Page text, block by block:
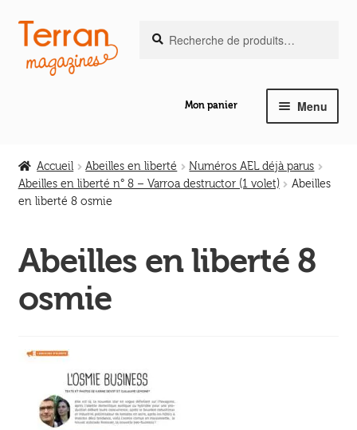
Aller
la
Aller
au
contenu
pour :
Mon panier Menu
le
menu
Abeilles en liberté
enfant
Les ouvrages
Ouvrir
le
Jeux & DVD
Accueil Abeilles en liberté
Numéros AEL déjà parus
Abeilles en liberté n° 8 – Varroa destructor (1 volet)
Abeilles
en liberté 8 osmie
Abeilles en liberté 8
osmie